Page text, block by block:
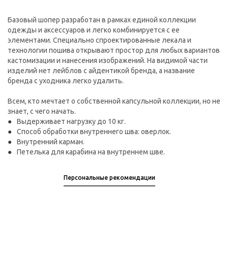
Базовый шопер разработан в рамках единой коллекции
одежды и аксессуаров и легко комбинируется с ее
элементами. Специально спроектированные лекала и
технологии пошива открывают простор для любых вариантов
кастомизации и нанесения изображений. На видимой части
изделий нет лейблов с айдентикой бренда, а название
бренда с уходника легко удалить.
Всем, кто мечтает о собственной капсульной коллекции, но не
знает, с чего начать.
Выдерживает нагрузку до 10 кг.
Способ обработки внутреннего шва: оверлок.
Внутренний карман.
Петелька для карабина на внутреннем шве.
Персональные рекомендации